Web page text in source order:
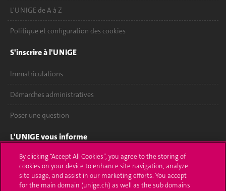
L'UNIGE de A à Z
Politique et configuration des cookies
S'inscrire à l'UNIGE
Immatriculations
Démarches administratives
Poser une question
L'UNIGE vous informe
UNIGE Mobile
Médias
By clicking “Accept All Cookies”, you agree to the storing of
cookies on your device to enhance site navigation, analyze
site usage, and assist in our marketing efforts. You accept
for the main domain (unige.ch) as well as the sub domains